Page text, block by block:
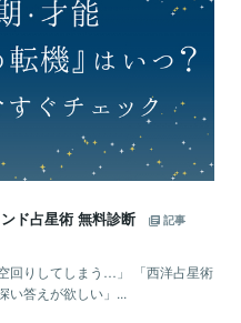
ド占星術 無料診断
記事
回りしてしまう…」 「西洋占星術
い答えが欲しい」...